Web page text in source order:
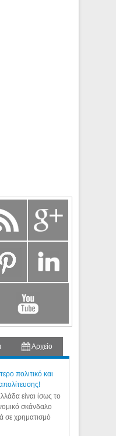
Αρχείο
πολιτικό και
είναι ίσως το
σκάνδαλο
σε χρηματισμό